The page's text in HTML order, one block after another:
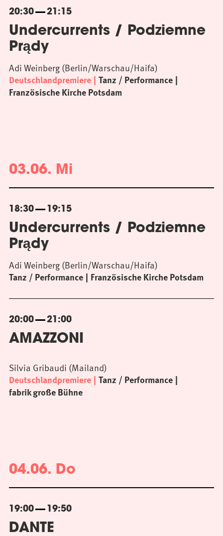
20:30 21:15
Undercurrents / Podziemne
Prądy
Deutschlandpremiere Tanz / Performance
Französische Kirche Potsdam
Adi Weinberg (Berlin/Warschau/Haifa)
03.06. Mi
18:30 19:15
Undercurrents / Podziemne
Prądy
Tanz / Performance Französische Kirche Potsdam
Adi Weinberg (Berlin/Warschau/Haifa)
20:00 21:00
AMAZZONI
Deutschlandpremiere Tanz / Performance
fabrik große Bühne
Silvia Gribaudi (Mailand)
04.06. Do
19:00 19:50
DANTE